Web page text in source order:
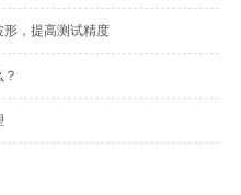
，提高测试精度